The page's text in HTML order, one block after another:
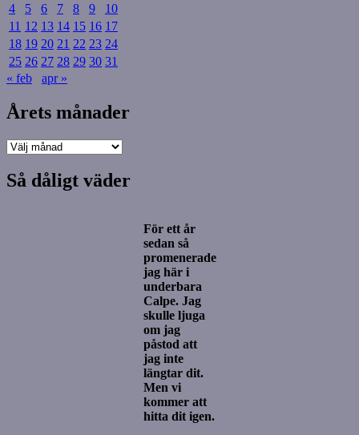
4
5 6 7 8 9
10
11 12 13 14 15 16 17
18 19 20 21 22 23 24
25 26 27 28 29 30 31
« feb
apr »
Årets månader
Årets
Så dåligt väder
För ett år
sedan så
promenerade
jag här i
underbara
Calpe. Jag
skulle ljuga
om jag
påstod att
jag inte
längtar dit.
Men vi
kommer att
hitta dit igen.